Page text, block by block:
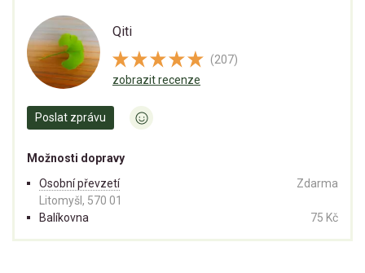
Qiti
(207)
zobrazit recenze
Poslat zprávu
Možnosti dopravy
Osobní převzetí
Litomyšl, 570 01
Zdarma
Balíkovna 75 Kč